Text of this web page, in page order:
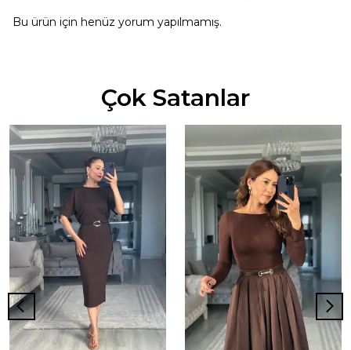
Bu ürün için henüz yorum yapılmamış.
Çok Satanlar